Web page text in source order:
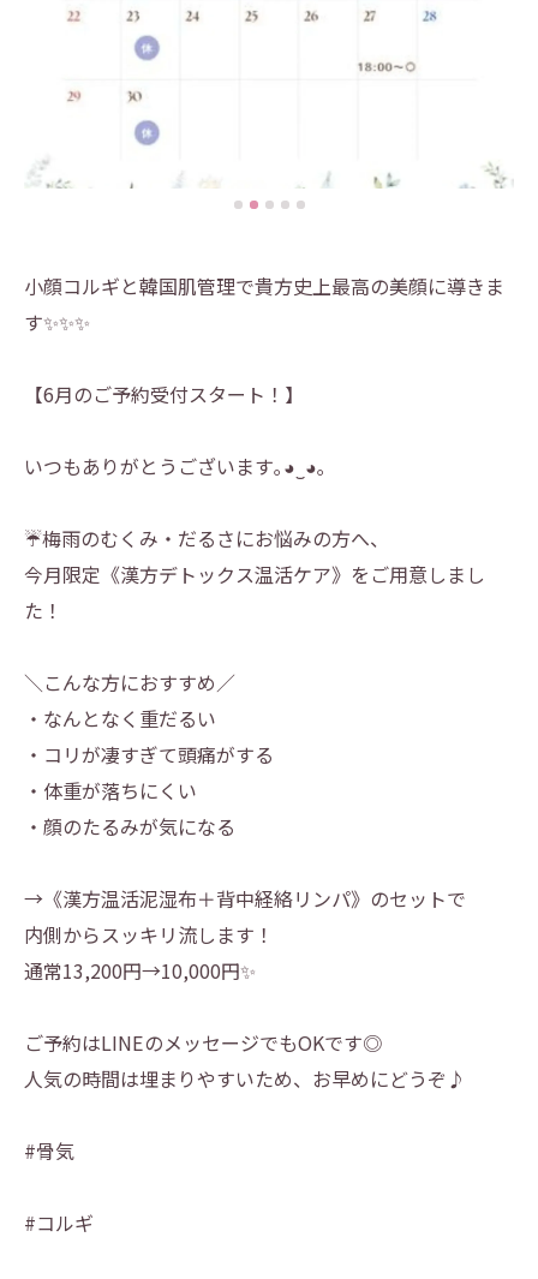
小顔コルギと韓国肌管理で貴方史上最高の美顔に導きま
す✨✨✨
【6月のご予約受付スタート！】
いつもありがとうございます｡⁠◕⁠‿⁠◕⁠｡
☔梅雨のむくみ・だるさにお悩みの方へ、
今月限定《漢方デトックス温活ケア》をご用意しまし
た！
＼こんな方におすすめ／
・なんとなく重だるい
・コリが凄すぎて頭痛がする
・体重が落ちにくい
・顔のたるみが気になる
→《漢方温活泥湿布＋背中経絡リンパ》のセットで
内側からスッキリ流します！
通常13,200円→10,000円✨
ご予約はLINEのメッセージでもOKです◎
人気の時間は埋まりやすいため、お早めにどうぞ♪
#骨気
#コルギ